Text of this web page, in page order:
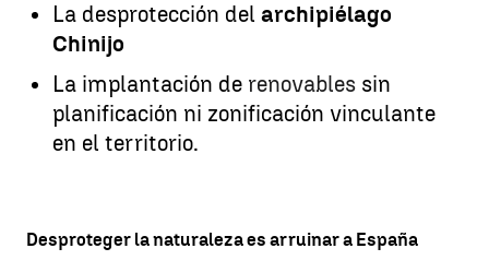
La desprotección del archipiélago
Chinijo
La implantación de renovables sin
planificación ni zonificación vinculante
en el territorio.
Desproteger la naturaleza es arruinar a España